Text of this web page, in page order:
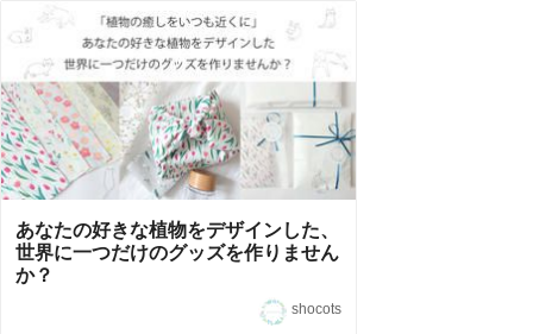
あなたの好きな植物をデザインした、
世界に一つだけのグッズを作りません
か？
shocots